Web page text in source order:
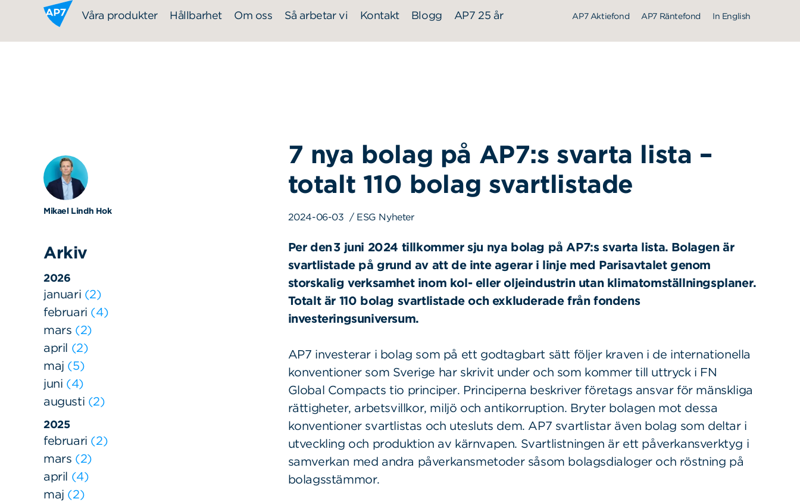
Hoppa till innehålletVåra produkter Hållbarhet Om oss Så arbetar vi Kontakt Blogg AP7 25 år In English
AP7 Aktiefond AP7 Räntefond
Mikael Lindh Hok
Arkiv
2026
januari
2
februari
4
mars
2
april
2
maj
5
juni
4
augusti
2
2025
februari
2
mars
2
april
4
maj
2
7 nya bolag på AP7:s svarta lista –
totalt 110 bolag svartlistade
2024-06-03 / ESG Nyheter
Per den3 juni 2024 tillkommer sju nya bolag på AP7:s svarta lista. Bolagen är
svartlistade på grund av att de inte agerar i linje med Parisavtalet genom
storskalig verksamhet inom kol- eller oljeindustrin utan klimatomställningsplaner.
Totalt är 110 bolag svartlistade och exkluderade från fondens
investeringsuniversum.
AP7 investerar i bolag som på ett godtagbart sätt följer kraven i de internationella
konventioner som Sverige har skrivit under och som kommer till uttryck i FN
Global Compacts tio principer. Principerna beskriver företags ansvar för mänskliga
rättigheter, arbetsvillkor, miljö och antikorruption. Bryter bolagen mot dessa
konventioner svartlistas och utesluts dem. AP7 svartlistar även bolag som deltar i
utveckling och produktion av kärnvapen. Svartlistningen är ett påverkansverktyg i
samverkan med andra påverkansmetoder såsom bolagsdialoger och röstning på
bolagsstämmor.